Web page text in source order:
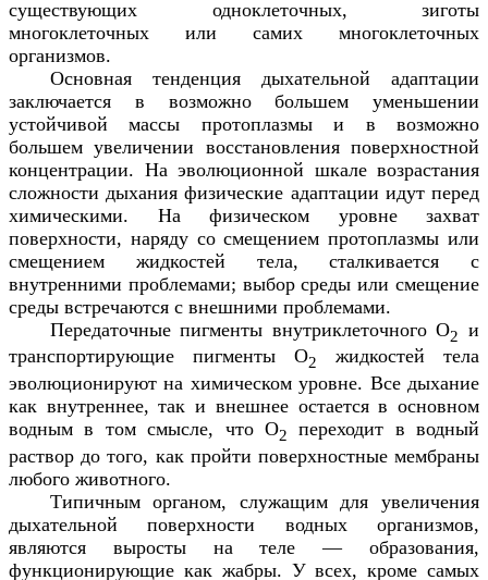
существующих одноклеточных, зиготы
многоклеточных или самих многоклеточных
организмов.
Основная тенденция дыхательной адаптации
заключается в возможно большем уменьшении
устойчивой массы протоплазмы и в возможно
большем увеличении восстановления поверхностной
концентрации. На эволюционной шкале возрастания
сложности дыхания физические адаптации идут перед
химическими. На физическом уровне захват
поверхности, наряду со смещением протоплазмы или
смещением жидкостей тела, сталкивается с
внутренними проблемами; выбор среды или смещение
среды встречаются с внешними проблемами.
Передаточные пигменты внутриклеточного О2
и
транспортирующие пигменты О2
жидкостей тела
эволюционируют на химическом уровне. Все дыхание
как внутреннее, так и внешнее остается в основном
водным в том смысле, что О2
переходит в водный
раствор до того, как пройти поверхностные мембраны
любого животного.
Типичным органом, служащим для увеличения
дыхательной поверхности водных организмов,
являются выросты на теле — образования,
функционирующие как жабры. У всех, кроме самых